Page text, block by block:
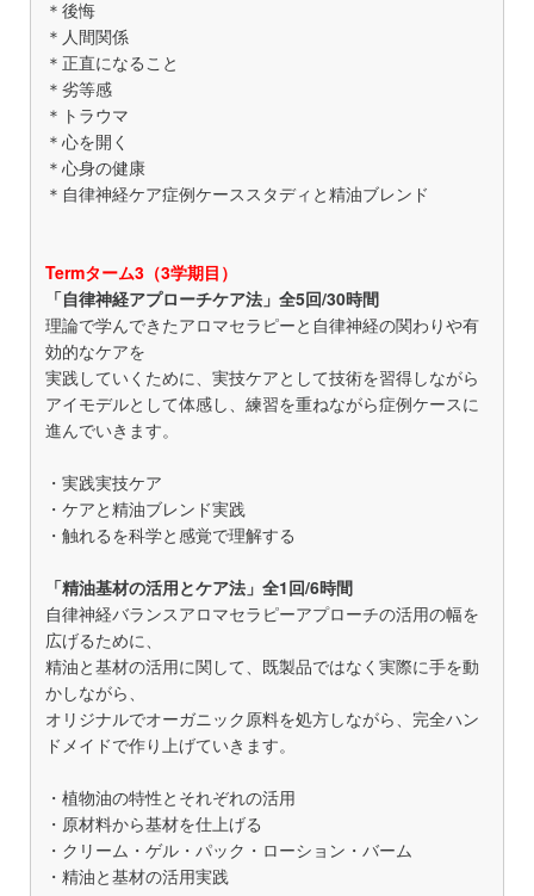
＊後悔
＊人間関係
＊正直になること
＊劣等感
＊トラウマ
＊心を開く
＊心身の健康
＊自律神経ケア症例ケーススタディと精油ブレンド
Termターム3（3学期目）
「自律神経アプローチケア法」全5回/30時間
理論で学んできたアロマセラピーと自律神経の関わりや有
効的なケアを
実践していくために、実技ケアとして技術を習得しながら
アイモデルとして体感し、練習を重ねながら症例ケースに
進んでいきます。
・実践実技ケア
・ケアと精油ブレンド実践
・触れるを科学と感覚で理解する
「精油基材の活用とケア法」全1回/6時間
自律神経バランスアロマセラピーアプローチの活用の幅を
広げるために、
精油と基材の活用に関して、既製品ではなく実際に手を動
かしながら、
オリジナルでオーガニック原料を処方しながら、完全ハン
ドメイドで作り上げていきます。
・植物油の特性とそれぞれの活用
・原材料から基材を仕上げる
・クリーム・ゲル・パック・ローション・バーム
・精油と基材の活用実践